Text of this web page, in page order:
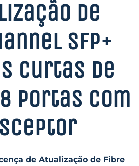
de
SFP+
Curtas de
Portas com
de Atualização de Fibre